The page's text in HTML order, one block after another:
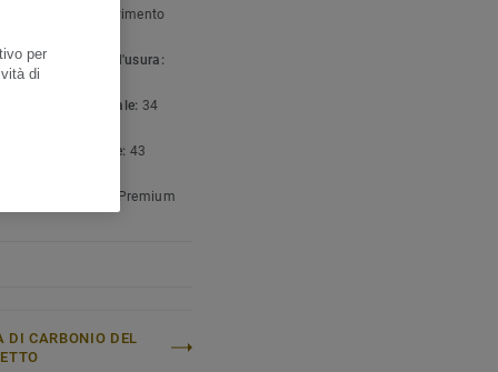
Pavimento
leganti strato d'usura:
commerciale: 34
industriale: 43
Premium
DI CARBONIO DEL
per
di